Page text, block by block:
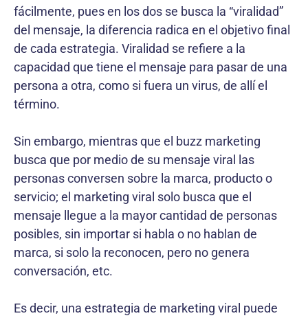
fácilmente, pues en los dos se busca la “viralidad”
del mensaje, la diferencia radica en el objetivo final
de cada estrategia. Viralidad se refiere a la
capacidad que tiene el mensaje para pasar de una
persona a otra, como si fuera un virus, de allí el
término.
Sin embargo, mientras que el buzz marketing
busca que por medio de su mensaje viral las
personas conversen sobre la marca, producto o
servicio; el marketing viral solo busca que el
mensaje llegue a la mayor cantidad de personas
posibles, sin importar si habla o no hablan de
marca, si solo la reconocen, pero no genera
conversación, etc.
Es decir, una estrategia de marketing viral puede